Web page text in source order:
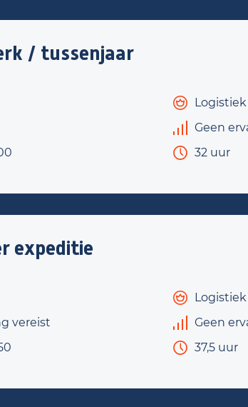
/ tussenjaar
Logistiek
Geen
32 uur
expeditie
Logistiek
vereist
Geen
37,5 uur